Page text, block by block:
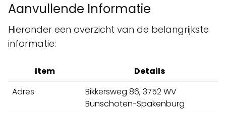
Aanvullende Informatie
Hieronder een overzicht van de belangrijkste
informatie:
Item
Details
Adres
Bikkersweg 86, 3752 WV
Bunschoten-Spakenburg